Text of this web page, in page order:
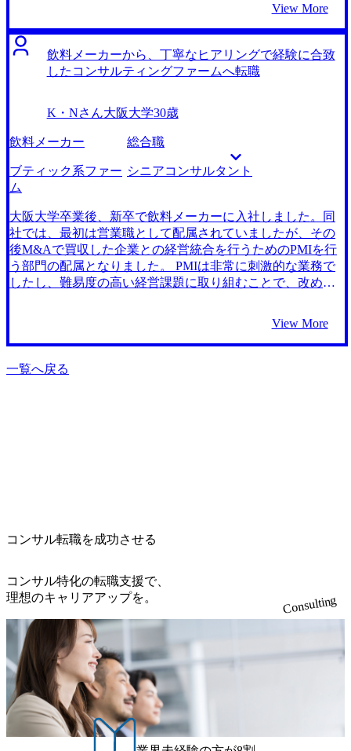
た。 取り扱うファームの豊富さはもちろんですが、実践的
な面接対策にこそ真の強みがあると感じました。 入社後、
中途入社した同僚と話していたところ、特にケース面接対
策の丁寧さは他のエージェントに類を見ないようです。コ
ンサルタント出身のエージェントと満足いくまでケース面
ビスだと思います。また、受けるファームの過去問を使っ
す。 自分の未来、将来のキャリアが本当に楽しみになりま
した。これだけでも大きな収穫ですが、この先さらに色々
な方向に道は拓かれている。どの道に進もうか、他にはど
んな道があるのかと今からワクワクしています。 もっと早
く動き出しても良かったなと思います。前職は前職なりの
やりがいがありましたが、自分を幸せにできるのは会社で
も顧客でもなく、やはり自分自身しかいないので。 転職前
は年収650万円、転職後は年収750万円になりました。
部署名ではありますが、実際には経営層が決めた非現実的
な数値目標を、いかに現場に落とし込むかという「帳尻合
わせ」のような業務が多くを占めていました。本来なら顧
客や市場を見るべき時間を、社内の役員を納得させるため
なんだろうか？」という疑問が拭えなくなりました。 自分
のキャリアアップのためには、すでに決まったことを実行
支援するだけでなく、経営課題そのものを特定し、解決策
を提示するような業務へ挑戦する必要性があると痛感し、
転職活動を始めるに至りました。 営業企画の延長線上では
略やアドバイザリー業務にチャレンジしたいという思いが
あり、当初からコンサルティングファームを志望していま
した。 ただ、全くの異業種へ飛び込むことへの不安もあり
ました。これまでのキャリアで培った金融の知識や、数字
に対する強みは捨てたくない。金融領域のダイナミズムは
った専門スキルを武器に経営に関与できる、FAS系コンサ
ルティングファームに強い魅力を感じました。 3社ですね。
一言で言えば、担当の方の人柄と熱量です。 他のエージェ
おり、FAS業界のハードルの高さや厳しさも隠さずに教え
ました。 転職は人生の大きな分岐点であり、私自身のキャ
リアの一端をお任せすることになるわけですから、中途半
端な姿勢の人には任せたくないと考えていました。丁寧に
フォローしてくださった林さんにお任せしてよかったで
す。 もっと自分は成長できるんだという実感が湧いてきた
ことです。さらに、転職を契機にして様々な業界を覗き見
できたことも収穫です。転職活動中は、これまで以上に経
済関連のニュースを見ていたのですが、自分の関連領域以
外のものも見るようになったので、アンテナが高くなった
ことも今後に活きてくるかと思います。 最初の段階で業界
の情報収集が十分ではなかったことが反省点です。 もっと
View More
飲料メーカーから、丁寧なヒアリングで経験に合致
したコンサルティングファームへ転職
K・Nさん大阪大学30歳
飲料メーカー 総合職
ブティック系ファー
ム
シニアコンサルタント
大阪大学卒業後、新卒で飲料メーカーに入社しました。同
社では、最初は営業職として配属されていましたが、その
後M&Aで買収した企業との経営統合を行うためのPMIを行
う部門の配属となりました。 PMIは非常に刺激的な業務で
したし、難易度の高い経営課題に取り組むことで、改めて
ないかと考え直すきっかけにもなりました。ジョブローテ
ーション等で配属が選べないこともあり、専門性を身につ
けるためには転職をするしかないと思いました。 コンサル
してくれたことです。 林さんに「PMIに特化しハンズオン
でコンサルティングをした方が経験を活かせるし、専門性
だと思いました。M&Aの求人と言われて、反射的にFAS系
コンサルティングファームの求人を紹介するエージェント
さんではなく、候補者の経験を踏まえて深い提案ができる
方の方が良いと考えたことが理由になります。 とにかく私
の経験や志向性を深掘りしてくれたのが助かりました。丁
寧なヒアリングがあったおかげで、自分に合っている求人
を紹介してくれたので、自然と志望動機が固まり、面接で
は思っていることを簡潔に語るだけでした。 これまでの経
験を活かせるファームに入れたことと、年収が上がったこ
とです。 最初にFAS系コンサルティングファームの提案を
もらった時に、深く考えずにFAS系コンサルティングファ
View More
一覧へ戻る
コンサル転職を成功させる
コンサル特化の転職支援で、
理想のキャリアアップを。
Consulting